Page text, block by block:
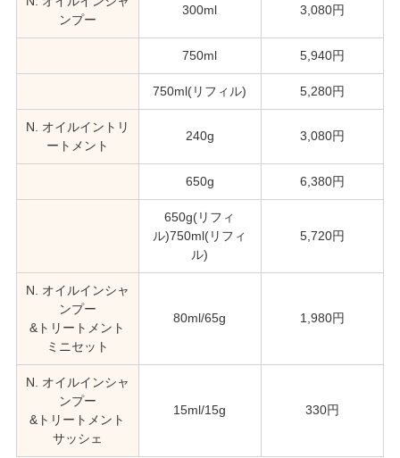
ンプー
300ml 3,080円
750ml 5,940円
750ml(リフィル) 5,280円
N. オイルイントリ
ートメント
240g 3,080円
650g 6,380円
650g(リフィ
ル)750ml(リフィ
ル)
5,720円
N. オイルインシャ
ンプー
&トリートメント
ミニセット
80ml/65g 1,980円
N. オイルインシャ
ンプー
&トリートメント
サッシェ
15ml/15g 330円